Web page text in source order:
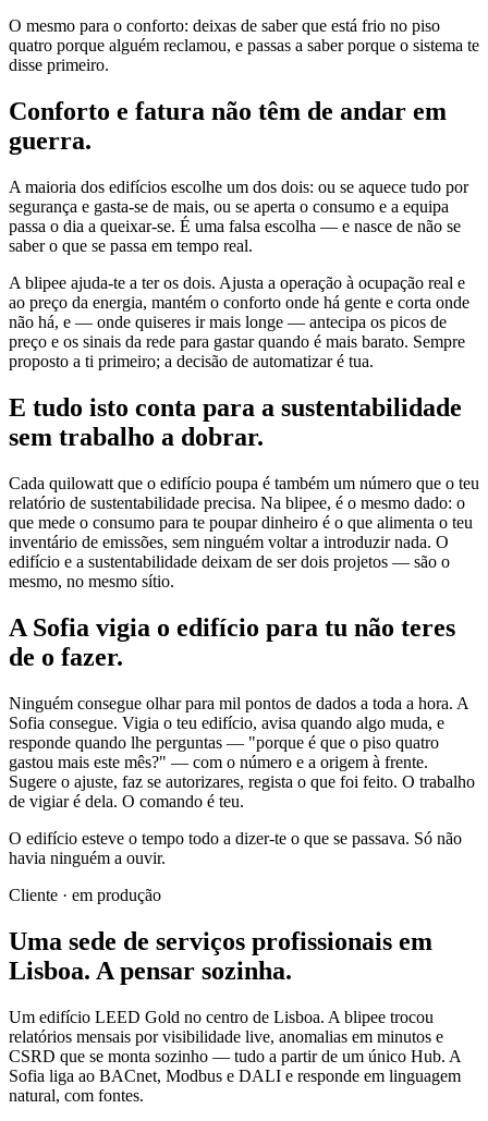
O mesmo para o conforto: deixas de saber que está frio no piso
quatro porque alguém reclamou, e passas a saber porque o sistema te
disse primeiro.
Conforto e fatura não têm de andar em
guerra.
A maioria dos edifícios escolhe um dos dois: ou se aquece tudo por
segurança e gasta-se de mais, ou se aperta o consumo e a equipa
passa o dia a queixar-se. É uma falsa escolha — e nasce de não se
saber o que se passa em tempo real.
A blipee ajuda-te a ter os dois. Ajusta a operação à ocupação real e
ao preço da energia, mantém o conforto onde há gente e corta onde
não há, e — onde quiseres ir mais longe — antecipa os picos de
preço e os sinais da rede para gastar quando é mais barato. Sempre
proposto a ti primeiro; a decisão de automatizar é tua.
E tudo isto conta para a sustentabilidade
sem trabalho a dobrar.
Cada quilowatt que o edifício poupa é também um número que o teu
relatório de sustentabilidade precisa. Na blipee, é o mesmo dado: o
que mede o consumo para te poupar dinheiro é o que alimenta o teu
inventário de emissões, sem ninguém voltar a introduzir nada. O
edifício e a sustentabilidade deixam de ser dois projetos — são o
mesmo, no mesmo sítio.
A Sofia vigia o edifício para tu não teres
de o fazer.
Ninguém consegue olhar para mil pontos de dados a toda a hora. A
Sofia consegue. Vigia o teu edifício, avisa quando algo muda, e
responde quando lhe perguntas — "porque é que o piso quatro
gastou mais este mês?" — com o número e a origem à frente.
Sugere o ajuste, faz se autorizares, regista o que foi feito. O trabalho
de vigiar é dela. O comando é teu.
O edifício esteve o tempo todo a dizer-te o que se passava. Só não
havia ninguém a ouvir.
Cliente · em produção
Uma sede de serviços profissionais em
Lisboa. A pensar sozinha.
Um edifício LEED Gold no centro de Lisboa. A blipee trocou
relatórios mensais por visibilidade live, anomalias em minutos e
CSRD que se monta sozinho — tudo a partir de um único Hub. A
Sofia liga ao BACnet, Modbus e DALI e responde em linguagem
natural, com fontes.